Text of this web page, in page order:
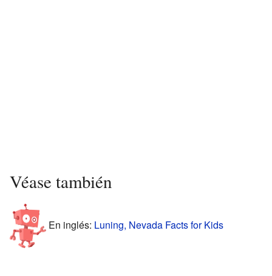
Véase también
En inglés: Luning, Nevada Facts for Kids